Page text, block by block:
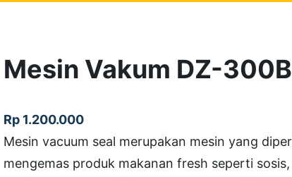
Mesin Vakum DZ-300B
Rp 1.200.000
Mesin vacuum seal merupakan mesin yang
mengemas produk makanan fresh seperti